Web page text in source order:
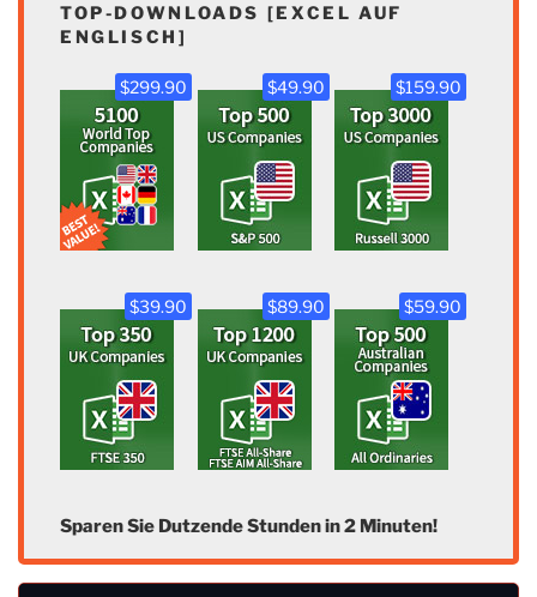
TOP-DOWNLOADS [EXCEL AUF
ENGLISCH]
$299.90 $49.90 $159.90
$39.90 $89.90 $59.90
Sparen Sie Dutzende Stunden in 2 Minuten!